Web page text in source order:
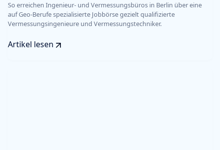
So erreichen Ingenieur- und Vermessungsbüros in Berlin über eine
auf Geo-Berufe spezialisierte Jobbörse gezielt qualifizierte
Vermessungsingenieure und Vermessungstechniker.
Artikel lesen